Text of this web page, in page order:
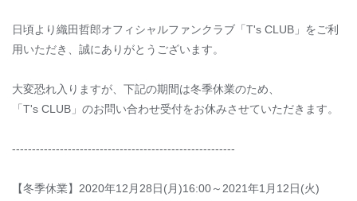
日頃より織田哲郎オフィシャルファンクラブ「T's CLUB」をご利
用いただき、誠にありがとうございます。
大変恐れ入りますが、下記の期間は冬季休業のため、
「T's CLUB」のお問い合わせ受付をお休みさせていただきます。
--------------------------------------------------------
【冬季休業】2020年12月28日(月)16:00～2021年1月12日(火)